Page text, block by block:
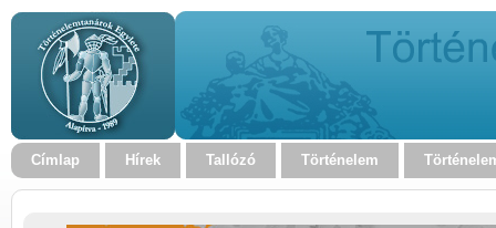
Címlap Hírek Tallózó Történelem